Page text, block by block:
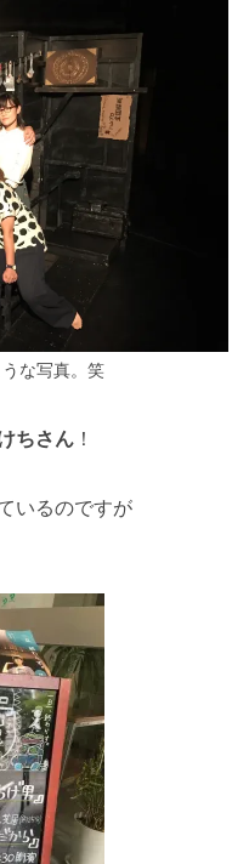
な写真。笑
ちさん ！
いるのですが